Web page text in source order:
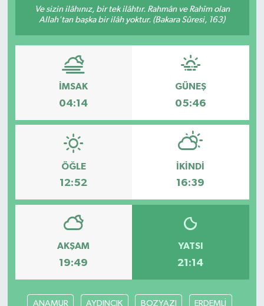
Ve sizin ilâhınız, bir tek ilâhtır. Rahmân ve Rahîm olan
Allah'tan başka bir ilâh yoktur. (Bakara Sûresi, 163)
İMSAK
04:14
GÜNEŞ
05:46
ÖĞLE
12:52
İKINDI
16:39
AKŞAM
19:49
YATSI
21:14
ANAMUR AYDINCIK BOZYAZI ERDEMLİ
Resmi İlanlar